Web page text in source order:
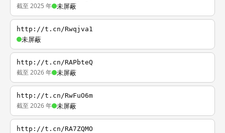
截至 2025 年 未屏蔽
http://t.cn/Rwqjva1
未屏蔽
http://t.cn/RAPbteQ
截至 2026 年 未屏蔽
http://t.cn/RwFuO6m
截至 2026 年 未屏蔽
http://t.cn/RA7ZQMO